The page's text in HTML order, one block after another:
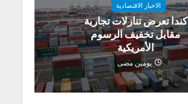
الاخبار الاقتصادية
كندا تعرض تنازلات تجارية
مقابل تخفيف الرسوم
الأمريكية
يومين مضى